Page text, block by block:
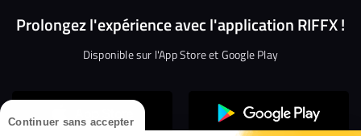
Continuer sans accepter
Prolongez l'expérience avec l'application RIFFX !
Disponible sur l'App Store et Google Play